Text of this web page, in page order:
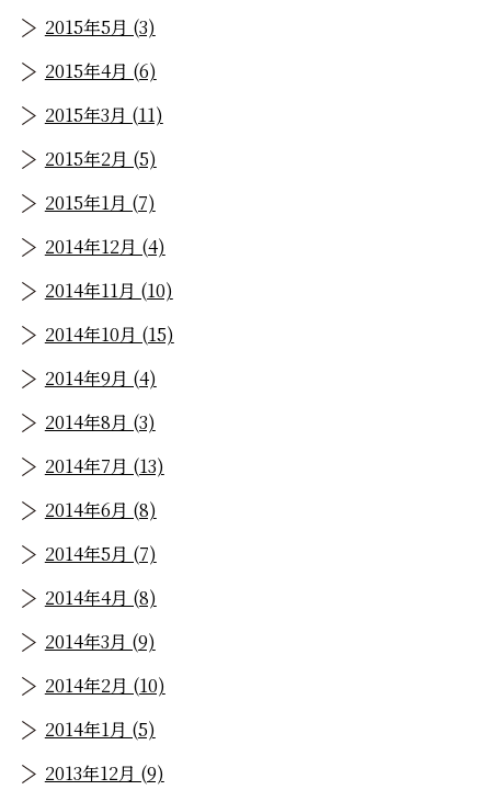
2015年5月 (3)
2015年4月 (6)
2015年3月 (11)
2015年2月 (5)
2015年1月 (7)
2014年12月 (4)
2014年11月 (10)
2014年10月 (15)
2014年9月 (4)
2014年8月 (3)
2014年7月 (13)
2014年6月 (8)
2014年5月 (7)
2014年4月 (8)
2014年3月 (9)
2014年2月 (10)
2014年1月 (5)
2013年12月 (9)